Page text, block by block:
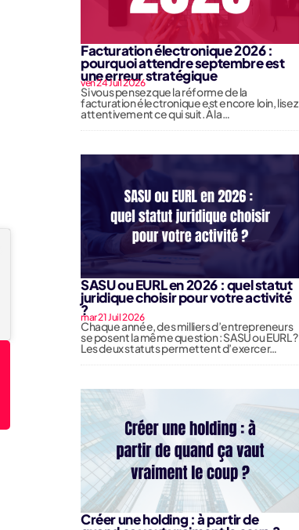
Facturation électronique 2026 :
pourquoi attendre septembre est
une erreur stratégique
ven 24 Juil 2026
Si vous pensez que la réforme de la
facturation électronique est encore loin, lisez
attentivement ce qui suit. À la…
SASU ou EURL en 2026 : quel statut
juridique choisir pour votre activité
?
mar 21 Juil 2026
Chaque année, des milliers d’entrepreneurs
se posent la même question : SASU ou EURL ?
Les deux statuts permettent d’exercer…
Créer une holding : à partir de